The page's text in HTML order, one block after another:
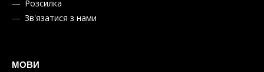
Розсилка
Зв'язатися з нами
МОВИ